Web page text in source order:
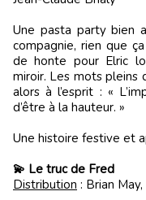
Une pasta party bien
compagnie, rien que
de honte pour Elric
miroir. Les mots pleins
alors à l’esprit : «
d’être à la hauteur. »
Une histoire festive et
💫 Le truc de Fred
Distribution : Brian